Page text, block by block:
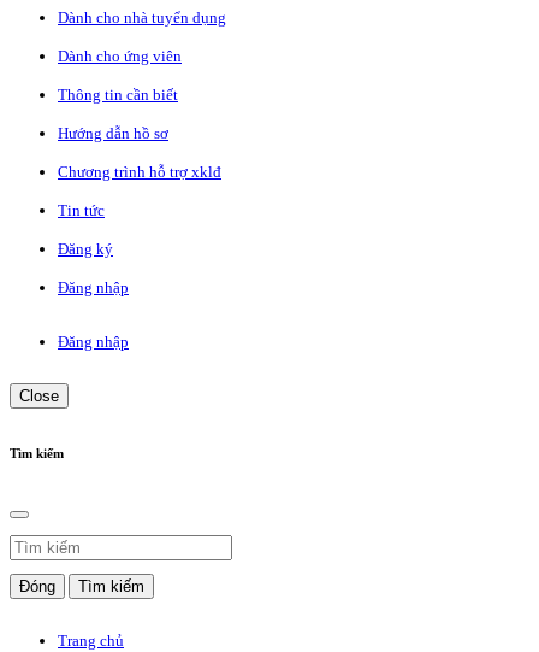
Dành cho nhà tuyển dụng
Dành cho ứng viên
Thông tin cần biết
Hướng dẫn hồ sơ
Chương trình hỗ trợ xklđ
Tin tức
Đăng ký
Đăng nhập
Đăng nhập
Close
Tìm kiếm
Đóng Tìm kiếm
Trang chủ